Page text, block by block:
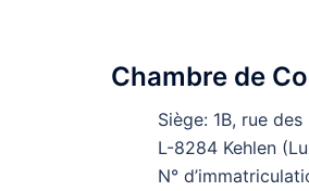
Chambre de
Siège: 1B, rue des
L-8284 Kehlen
N°